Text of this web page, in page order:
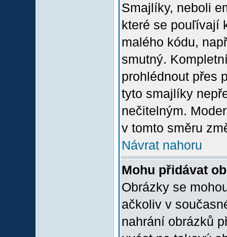
Smajlíky, neboli
které se pouľívají
malého kódu,
smutný.
prohlédnout přes
tyto smajlíky
nečitelným.
v tomto směru
Návrat nahoru
Mohu přidávat
Obrázky se
ačkoliv v
nahrání obrázků